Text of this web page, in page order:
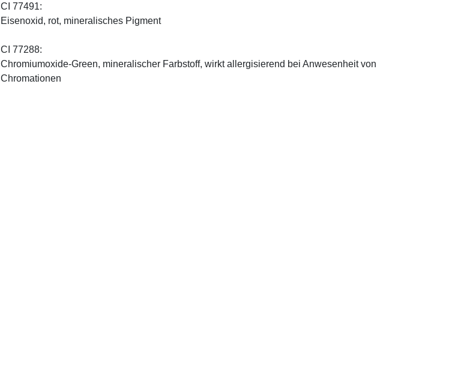
CI 77491:
Eisenoxid, rot, mineralisches Pigment
CI 77288:
Chromiumoxide-Green, mineralischer ­Farbstoff, wirkt allergisierend bei Anwesenheit von
Chromationen